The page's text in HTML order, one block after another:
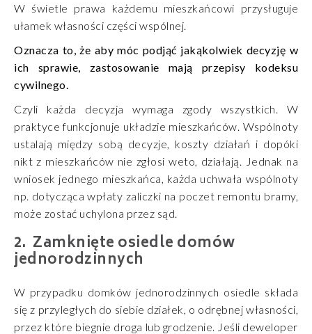
W świetle prawa każdemu mieszkańcowi przysługuje
ułamek własności części wspólnej.
Oznacza to, że aby móc podjąć jakąkolwiek decyzję w
ich sprawie, zastosowanie mają przepisy kodeksu
cywilnego.
Czyli każda decyzja wymaga zgody wszystkich. W
praktyce funkcjonuje układzie mieszkańców. Wspólnoty
ustalają między sobą decyzje, koszty działań i dopóki
nikt z mieszkańców nie zgłosi weto, działają. Jednak na
wniosek jednego mieszkańca, każda uchwała wspólnoty
np. dotycząca wpłaty zaliczki na poczet remontu bramy,
może zostać uchylona przez sąd.
Zamknięte osiedle domów
jednorodzinnych
W przypadku domków jednorodzinnych osiedle składa
się z przyległych do siebie działek, o odrębnej własności,
przez które biegnie droga lub grodzenie. Jeśli deweloper